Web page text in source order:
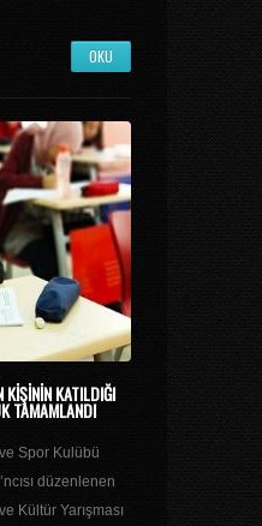
OKU
KATILDIĞI
TAMAMLANDI
Spor Kulübü
düzenlenen
Kültür Yarışması